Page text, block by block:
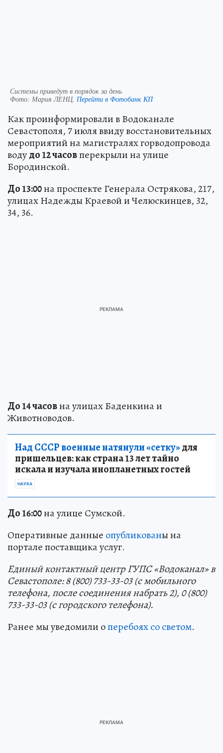
Системы приведут в порядок за день
Фото: Мария ЛЕНЦ. Перейти в Фотобанк КП
Как проинформировали в Водоканале
Севастополя, 7 июля ввиду восстановительных
мероприятий на магистралях горводопровода
водудо 12 часовперекрыли на улице
Бородинской.
До 13:00на проспекте Генерала Острякова, 217,
улицах Надежды Краевой и Челюскинцев, 32,
34, 36.
До 14 часовна улицах Баденкина и
Животноводов.
Над СССР военные натянули «сетку»для
пришельцев: как страна 13 лет тайно
искала и изучала инопланетных гостей
НАУКА
До 16:00на улице Сумской.
Оперативные данные опубликованы на
портале поставщика услуг.
Единый контактный центр ГУПС «Водоканал» в
Севастополе: 8 (800) 733-33-03 (с мобильного
телефона, после соединения набрать 2), 0 (800)
733-33-03 (с городского телефона).
Ранее мы уведомили оперебоях со светом.